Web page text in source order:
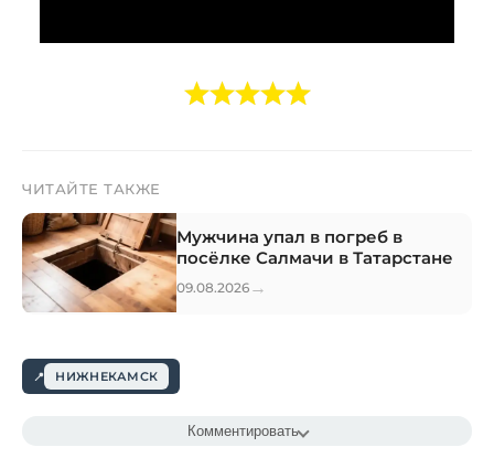
ЧИТАЙТЕ ТАКЖЕ
Мужчина упал в погреб в
посёлке Салмачи в Татарстане
09.08.2026 →
НИЖНЕКАМСК
Комментировать